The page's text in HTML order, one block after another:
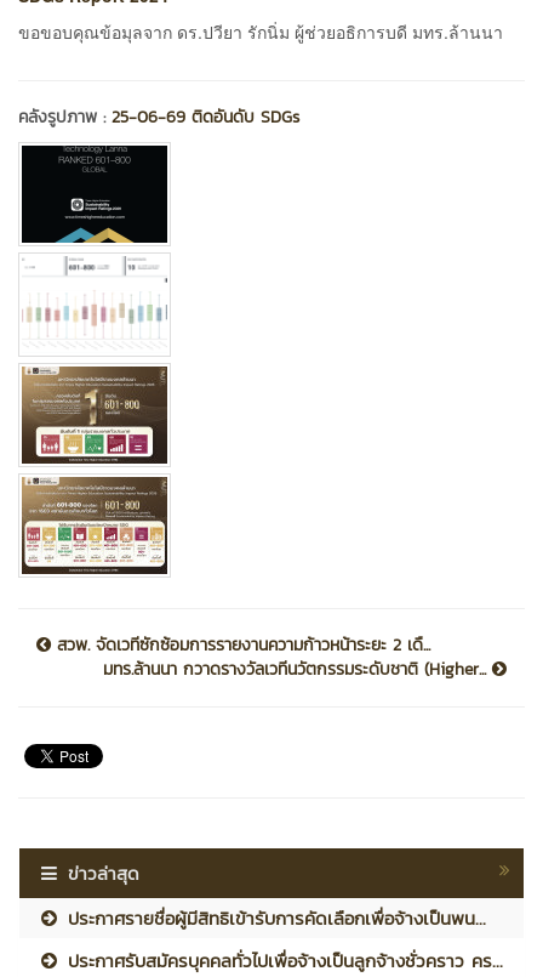
ขอขอบคุณข้อมุลจาก ดร.ปวียา รักนิ่ม ผู้ช่วยอธิการบดี มทร.ล้านนา
คลังรูปภาพ :25-06-69 ติดอันดับ SDGs
สวพ. จัดเวทีซักซ้อมการรายงานความก้าวหน้าระยะ 2 เดื...
มทร.ล้านนา กวาดรางวัลเวทีนวัตกรรมระดับชาติ (Higher...
ข่าวล่าสุด
ประกาศรายชื่อผู้มีสิทธิเข้ารับการคัดเลือกเพื่อจ้างเป็นพน...
ประกาศรับสมัครบุคคลทั่วไปเพื่อจ้างเป็นลูกจ้างชั่วคราว คร...